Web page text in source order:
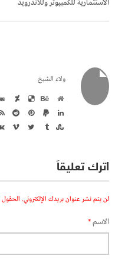
الاستثمارية للكمبيوتر وللاندرويد
ولاء الشيخ
اترك تعليقاً
لن يتم نشر عنوان بريدك الإلكتروني. الحقول
الاسم*